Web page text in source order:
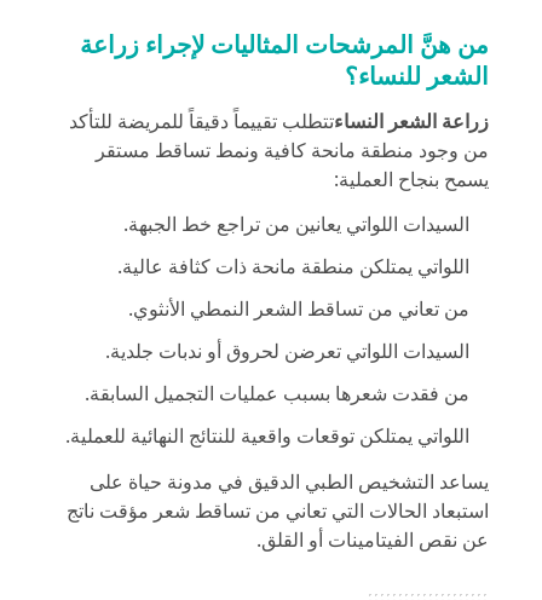
من هنَّ المرشحات المثاليات لإجراء زراعة
الشعر للنساء؟
زراعة الشعر النساءتتطلب تقييماً دقيقاً للمريضة للتأكد
من وجود منطقة مانحة كافية ونمط تساقط مستقر
يسمح بنجاح العملية:
السيدات اللواتي يعانين من تراجع خط الجبهة.
اللواتي يمتلكن منطقة مانحة ذات كثافة عالية.
من تعاني من تساقط الشعر النمطي الأنثوي.
السيدات اللواتي تعرضن لحروق أو ندبات جلدية.
من فقدت شعرها بسبب عمليات التجميل السابقة.
اللواتي يمتلكن توقعات واقعية للنتائج النهائية للعملية.
يساعد التشخيص الطبي الدقيق في مدونة حياة على
استبعاد الحالات التي تعاني من تساقط شعر مؤقت ناتج
عن نقص الفيتامينات أو القلق.